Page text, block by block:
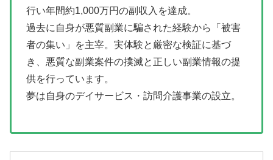
行い年間約1,000万円の副収入を達成。
過去に自身が悪質副業に騙された経験から「被害
者の集い」を主宰。実体験と厳密な検証に基づ
き、悪質な副業案件の撲滅と正しい副業情報の提
供を行っています。
夢は自身のデイサービス・訪問介護事業の設立。